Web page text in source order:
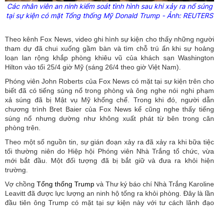
Các nhân viên an ninh kiểm soát tình hình sau khi xảy ra nổ súng
tại sự kiện có mặt Tổng thống Mỹ Donald Trump - Ảnh: REUTERS
Theo kênh Fox News, video ghi hình sự kiện cho thấy những người
tham dự đã chui xuống gầm bàn và tìm chỗ trú ẩn khi sự hoảng
loạn lan rộng khắp phòng khiêu vũ của khách sạn Washington
Hilton vào tối 25/4 giờ Mỹ (sáng 26/4 theo giờ Việt Nam).
Phóng viên John Roberts của Fox News có mặt tại sự kiện trên cho
biết đã có tiếng súng nổ trong phòng và ông nghe nói nghi phạm
xả súng đã bị Mật vụ Mỹ khống chế. Trong khi đó, người dẫn
chương trình Bret Baier của Fox News kể cũng nghe thấy tiếng
súng nổ nhưng dường như không xuất phát từ bên trong căn
phòng trên.
Theo một số nguồn tin, sự gián đoạn xảy ra đã xảy ra khi bữa tiệc
tối thường niên do Hiệp hội Phóng viên Nhà Trắng tổ chức, vừa
mới bắt đầu. Một đối tượng đã bị bắt giữ và đưa ra khỏi hiện
trường.
Vợ chồng Tổng thống Trump và Thư ký báo chí Nhà Trắng Karoline
Leavitt đã được lực lượng an ninh hộ tống ra khỏi phòng. Đây là lần
đầu tiên ông Trump có mặt tại sự kiện này với tư cách lãnh đạo